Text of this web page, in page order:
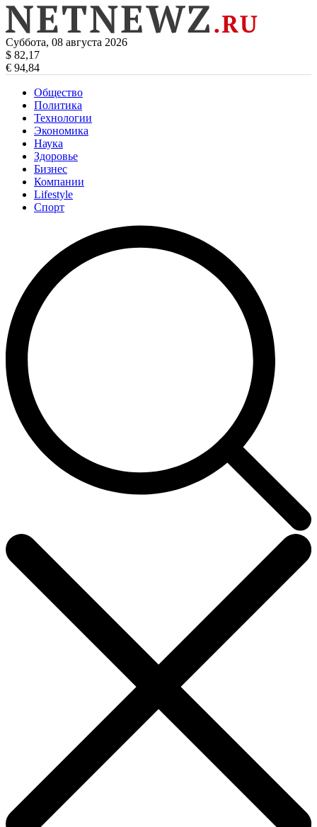
Суббота, 08 августа 2026
$ 82,17
€ 94,84
Общество
Политика
Технологии
Экономика
Наука
Здоровье
Бизнес
Компании
Lifestyle
Спорт